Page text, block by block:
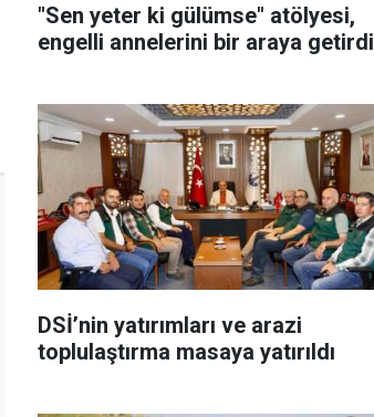
"Sen yeter ki gülümse" atölyesi,
engelli annelerini bir araya getirdi
DSİ’nin yatırımları ve arazi
toplulaştırma masaya yatırıldı